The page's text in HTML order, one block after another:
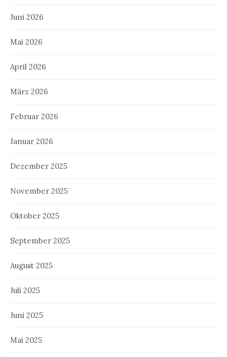
Juni 2026
Mai 2026
April 2026
März 2026
Februar 2026
Januar 2026
Dezember 2025
November 2025
Oktober 2025
September 2025
August 2025
Juli 2025
Juni 2025
Mai 2025